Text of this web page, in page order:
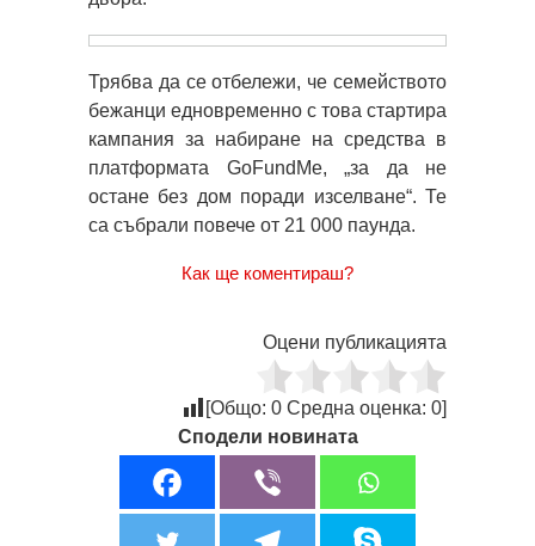
Трябва да се отбележи, че семейството
бежанци едновременно с това стартира
кампания за набиране на средства в
платформата GoFundMe, „за да не
остане без дом поради изселване“. Те
са събрали повече от 21 000 паунда.
Как ще коментираш?
Оцени публикацията
[Общо: 0 Средна оценка: 0]
Сподели новината